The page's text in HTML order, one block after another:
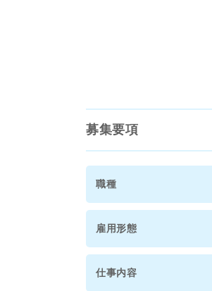
募集要項
職種
雇用形態
仕事内容